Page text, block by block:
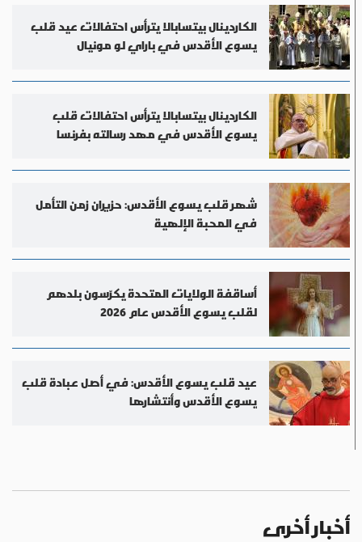
الكاردينال بيتسابالا يترأس احتفالات عيد قلب
يسوع الأقدس في باراي لو مونيال
الكاردينال بيتسابالا يترأس احتفالات قلب
يسوع الأقدس في مهد رسالته بفرنسا
شهر قلب يسوع الأقدس: حزيران زمن التأمل
في المحبة الإلهية
أساقفة الولايات المتحدة يكرّسون بلدهم
لقلب يسوع الأقدس عام 2026
عيد قلب يسوع الأقدس: في أصل عبادة قلب
يسوع الأقدس وأنتشارها
أخبار أخرى